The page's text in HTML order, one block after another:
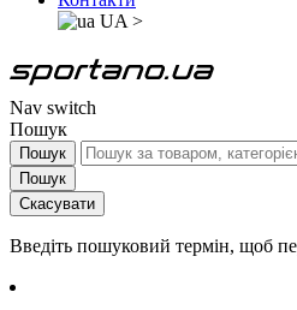
UA >
Nav switch
Пошук
Пошук
Пошук
Скасувати
Введіть пошуковий термін, щоб